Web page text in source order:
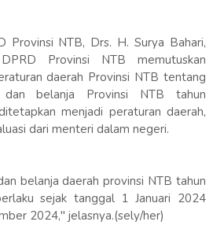
Provinsi NTB, Drs. H. Surya Bahari,
Provinsi NTB memutuskan
daerah Provinsi NTB tentang
dan belanja Provinsi NTB tahun
menjadi peraturan daerah,
dari menteri dalam negeri.
belanja daerah provinsi NTB tahun
sejak tanggal 1 Januari 2024
2024," jelasnya.(sely/her)